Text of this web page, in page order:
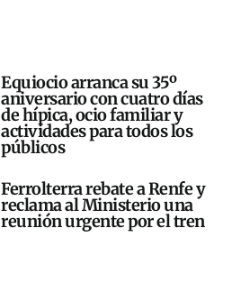
Equiocio arranca su 35º
aniversario con cuatro días
de hípica, ocio familiar y
actividades para todos los
públicos
Ferrolterra rebate a Renfe y
reclama al Ministerio una
reunión urgente por el tren